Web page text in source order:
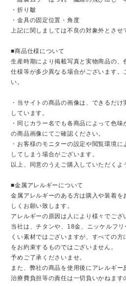
・折り皺
・金具の固定位置・角度
上記に関しましては不良の対象外とさせ
■商品仕様について
生産時期により掲載写真と実物商品の、
仕様等が多少異なる場合がございます。
い。
・当サイトの商品の画像は、できるだ
しています。
・同じカラー名でも各商品によって色味
の商品画像にてご確認ください。
・お客様のモニターの設定や閲覧環境
してしまう場合がございます。
以上、同意のうえご購入していただくよ
■金属アレルギーについて
金属アレルギーのある方は購入や装着を
しくお願い致します。
アレルギーの原因は人により様々でござ
当社は、チタンや、18金、ニッケルフ
くい素材ではございますが、​​​​​​​すべての方
をお約束するものではございません。
予めご了承くださいませ。
また、弊社の商品を使用後にアレルギー
治療費負担等の責任は一切負いかねます